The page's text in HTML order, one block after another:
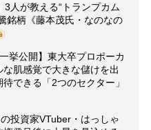
3人が教える“トランプカム
銘柄《藤本茂氏・なのなの
挙公開】東大卒プロポーカ
肌感覚で大きな儲けを出
できる「2つのセクター」
投資家VTuber・はっしゃ